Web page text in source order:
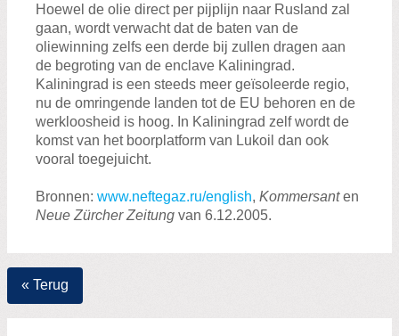
Hoewel de olie direct per pijplijn naar Rusland zal
gaan, wordt verwacht dat de baten van de
oliewinning zelfs een derde bij zullen dragen aan
de begroting van de enclave Kaliningrad.
Kaliningrad is een steeds meer geïsoleerde regio,
nu de omringende landen tot de EU behoren en de
werkloosheid is hoog. In Kaliningrad zelf wordt de
komst van het boorplatform van Lukoil dan ook
vooral toegejuicht.
Bronnen: www.neftegaz.ru/english, Kommersanten
Neue Zürcher Zeitung van 6.12.2005.
« Terug